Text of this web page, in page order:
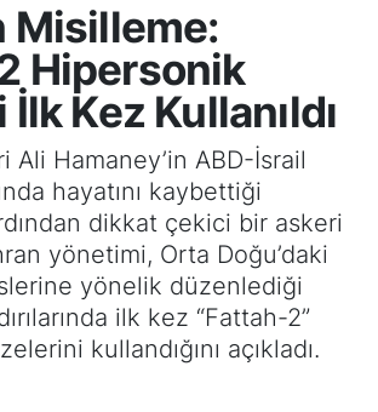
Misilleme:
Hipersonik
Kez Kullanıldı
Ali Hamaney’in ABD-İsrail
hayatını kaybettiği
dikkat çekici bir askeri
yönetimi, Orta Doğu’daki
yönelik düzenlediği
ilk kez “Fattah-2”
kullandığını açıkladı.
ve Fikstür
Haberleri